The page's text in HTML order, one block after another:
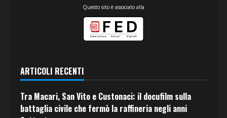
Questo sito è associato alla
ARTICOLI RECENTI
Tra Macari, San Vito e Custonaci: il docufilm sulla
battaglia civile che fermò la raffineria negli anni